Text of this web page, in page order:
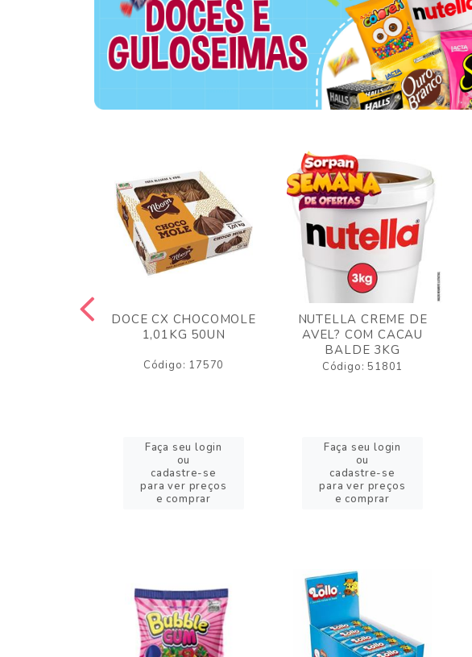
DOCE CX CHOCOMOLE
1,01KG 50UN
Código: 17570
Faça seu login
ou
cadastre-se
para ver preços
e comprar
NUTELLA CREME DE
AVEL? COM CACAU
BALDE 3KG
Código: 51801
Faça seu login
ou
cadastre-se
para ver preços
e comprar